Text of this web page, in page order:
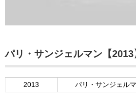
パリ・サンジェルマン【2013
2013 パリ・サンジェル